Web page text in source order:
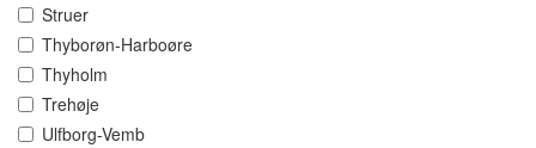
Struer
Thyborøn-Harboøre
Thyholm
Trehøje
Ulfborg-Vemb